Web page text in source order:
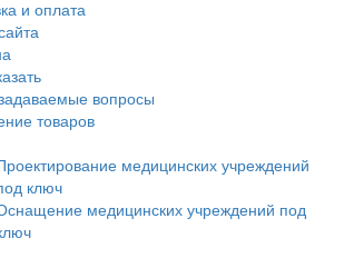
и оплата
вопросы
товаров
медицинских учреждений
ключ
медицинских учреждений под